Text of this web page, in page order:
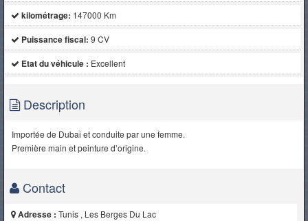
kilométrage: 147000 Km
Puissance fiscal: 9 CV
Etat du véhicule : Excellent
Description
Importée de Dubai et conduite par une femme.
Première main et peinture d’origine.
Contact
Adresse : Tunis , Les Berges Du Lac